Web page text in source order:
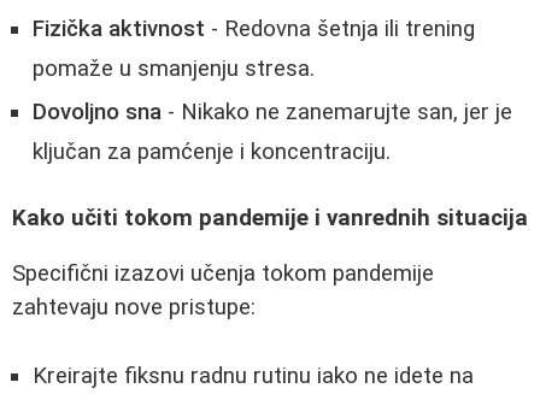
Fizička aktivnost - Redovna šetnja ili trening
pomaže u smanjenju stresa.
Dovoljno sna - Nikako ne zanemarujte san, jer je
ključan za pamćenje i koncentraciju.
Kako učiti tokom pandemije i vanrednih situacija
Specifični izazovi učenja tokom pandemije
zahtevaju nove pristupe:
Kreirajte fiksnu radnu rutinu iako ne idete na